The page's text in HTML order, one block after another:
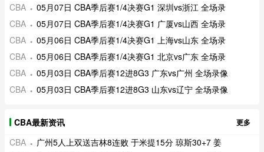
CBA
05月07日 CBA季后赛1/4决赛G1 深圳vs浙江 全场录
CBA
05月07日 CBA季后赛1/4决赛G1 广厦vs山西 全场录
CBA
05月06日 CBA季后赛1/4决赛G1 上海vs山东 全场录
CBA
05月06日 CBA季后赛1/4决赛G1 北京vs广东 全场录
CBA
05月03日 CBA季后赛12进8G3 广东vs广州 全场录像
CBA
05月03日 CBA季后赛12进8G3 山东vs辽宁 全场录像
CBA最新资讯 更多
CBA
广州5人上双送吉林8连败 于米提15分 琼斯30+7 姜